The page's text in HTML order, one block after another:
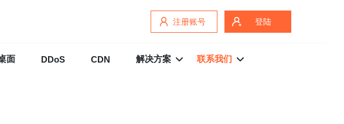
注册账号 登陆
面 DDoS CDN 解决方案 联系我们